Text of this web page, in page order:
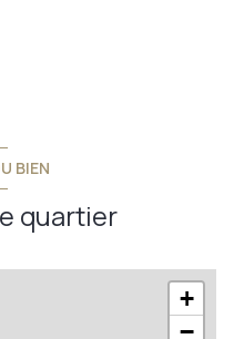
BIEN
quartier
+
−